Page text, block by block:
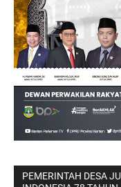
PEMERINTAH DESA